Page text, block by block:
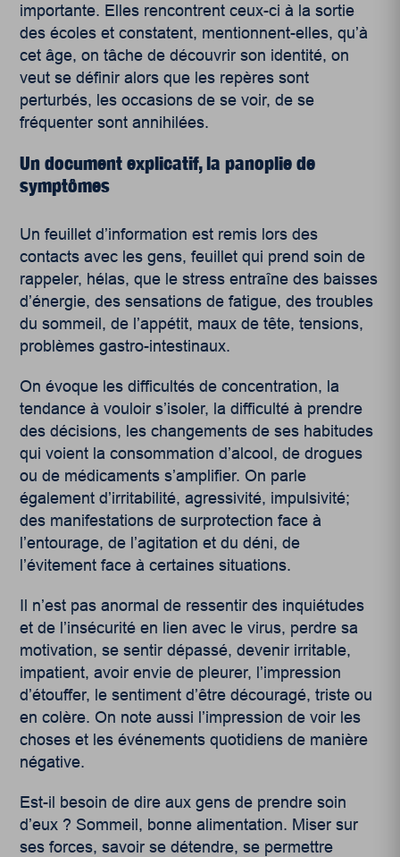
importante. Elles rencontrent ceux-ci à la sortie
des écoles et constatent, mentionnent-elles, qu’à
cet âge, on tâche de découvrir son identité, on
veut se définir alors que les repères sont
perturbés, les occasions de se voir, de se
fréquenter sont annihilées.
Un document explicatif, la panoplie de
symptômes
Un feuillet d’information est remis lors des
contacts avec les gens, feuillet qui prend soin de
rappeler, hélas, que le stress entraîne des baisses
d’énergie, des sensations de fatigue, des troubles
du sommeil, de l’appétit, maux de tête, tensions,
problèmes gastro-intestinaux.
On évoque les difficultés de concentration, la
tendance à vouloir s’isoler, la difficulté à prendre
des décisions, les changements de ses habitudes
qui voient la consommation d’alcool, de drogues
ou de médicaments s’amplifier. On parle
également d’irritabilité, agressivité, impulsivité;
des manifestations de surprotection face à
l’entourage, de l’agitation et du déni, de
l’évitement face à certaines situations.
Il n’est pas anormal de ressentir des inquiétudes
et de l’insécurité en lien avec le virus, perdre sa
motivation, se sentir dépassé, devenir irritable,
impatient, avoir envie de pleurer, l’impression
d’étouffer, le sentiment d’être découragé, triste ou
en colère. On note aussi l’impression de voir les
choses et les événements quotidiens de manière
négative.
Est-il besoin de dire aux gens de prendre soin
d’eux ? Sommeil, bonne alimentation. Miser sur
ses forces, savoir se détendre, se permettre